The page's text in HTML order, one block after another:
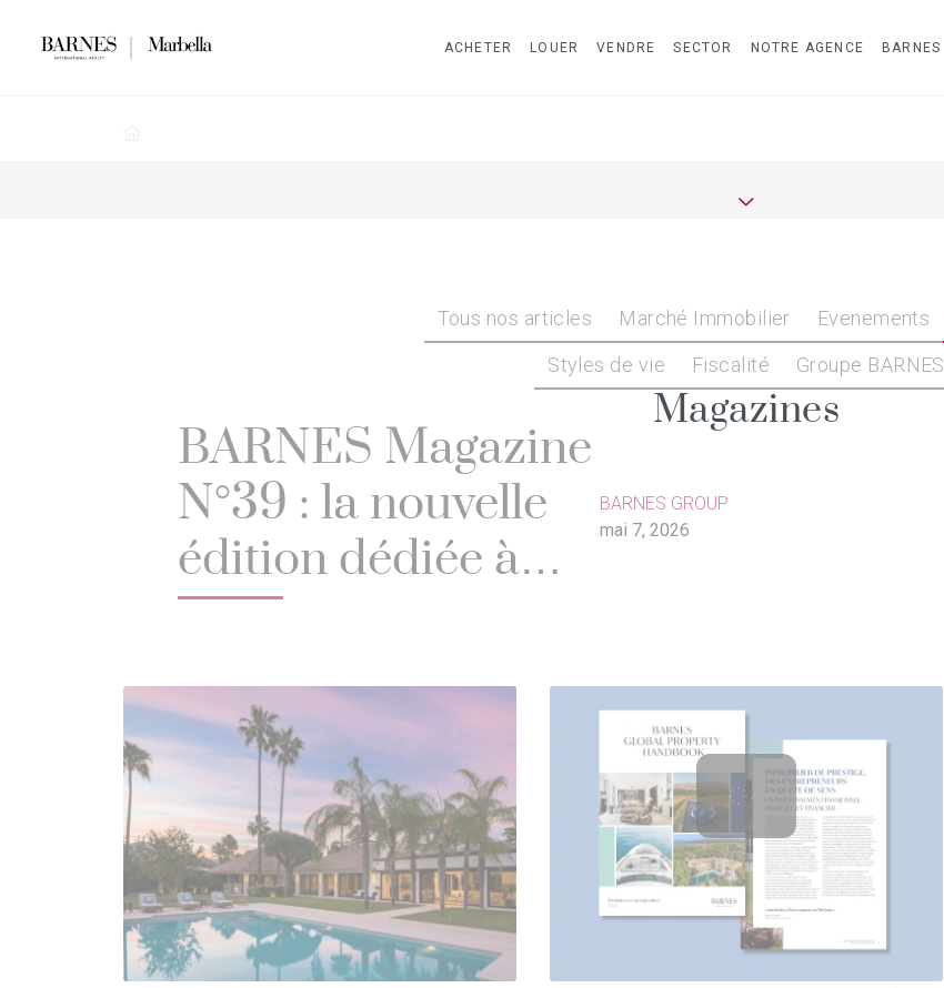
ACHETER LOUER VENDRE SECTOR NOTRE AGENCE BARNES
Tous nos articles Marché Immobilier Evenements
Styles de vie
Fiscalité Groupe BARNES
Magazines
BARNES Magazine
N°39 : la nouvelle
édition dédiée à
l’art de vivre
mai 7, 2026
BARNES GROUP